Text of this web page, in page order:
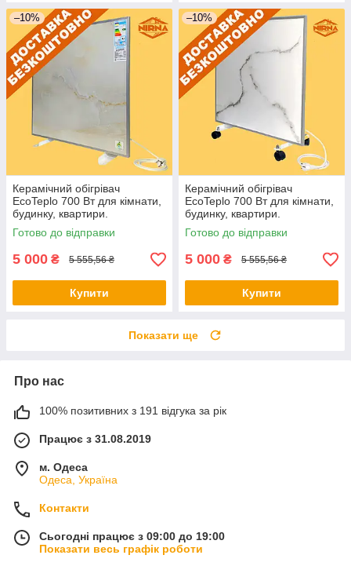
–10%
Керамічний обігрівач
EcoTeplo 700 Вт для кімнати,
будинку, квартири.
Електричний обігрівач
приміщення
Готово до відправки
5 000 ₴ 5 555,56 ₴
Купити
–10%
Керамічний обігрівач
EcoTeplo 700 Вт для кімнати,
будинку, квартири.
Електричний обігрівач
приміщення
Готово до відправки
5 000 ₴ 5 555,56 ₴
Купити
Показати ще
Про нас
100% позитивних з 191 відгука за рік
Працює з 31.08.2019
м. Одеса
Одеса, Україна
Контакти
Сьогодні працює з 09:00 до 19:00
Показати весь графік роботи